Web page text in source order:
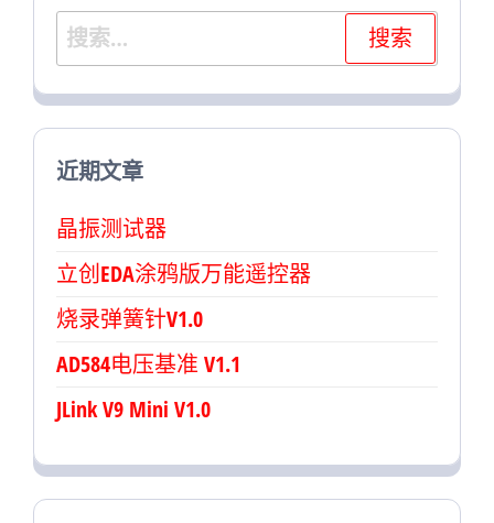
搜
索：
近期文章
晶振测试器
立创EDA涂鸦版万能遥控器
烧录弹簧针V1.0
AD584电压基准 V1.1
JLink V9 Mini V1.0